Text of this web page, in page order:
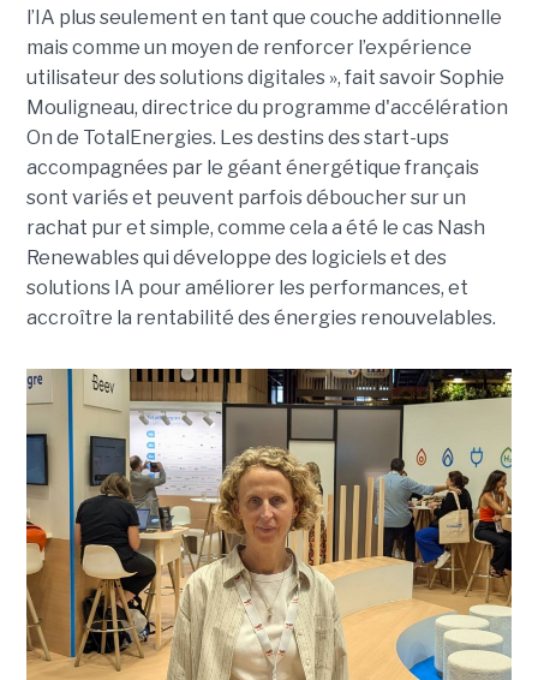
l’IA plus seulement en tant que couche additionnelle
mais comme un moyen de renforcer l’expérience
utilisateur des solutions digitales », fait savoir Sophie
Mouligneau, directrice du programme d'accélération
On de TotalEnergies. Les destins des start-ups
accompagnées par le géant énergétique français
sont variés et peuvent parfois déboucher sur un
rachat pur et simple, comme cela a été le cas Nash
Renewables qui développe des logiciels et des
solutions IA pour améliorer les performances, et
accroître la rentabilité des énergies renouvelables.